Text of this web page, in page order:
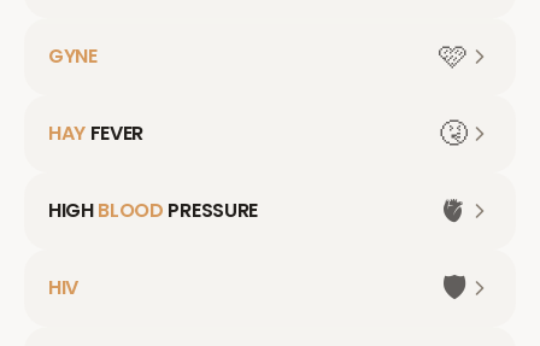
GYNE 🩷
HAY FEVER 🤧
HIGHBLOOD PRESSURE 🫀
HIV
🛡️